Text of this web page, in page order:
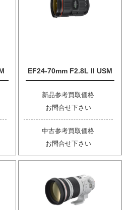
EF24-70mm F2.8L II USM
新品参考買取価格
お問合せ下さい
中古参考買取価格
お問合せ下さい